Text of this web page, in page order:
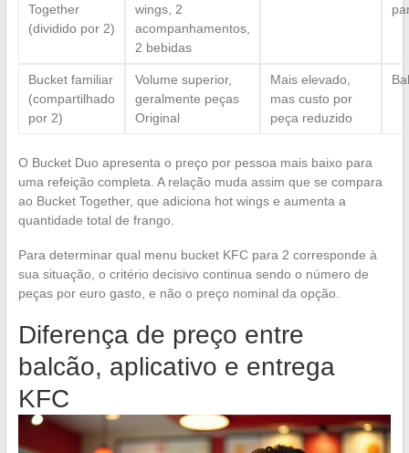
Together
(dividido por 2)
wings, 2
acompanhamentos,
2 bebidas
Bucket familiar
(compartilhado
por 2)
Volume superior,
geralmente peças
Original
Mais elevado,
mas custo por
peça reduzido
O Bucket Duo apresenta o preço por pessoa mais baixo para
uma refeição completa. A relação muda assim que se compara
ao Bucket Together, que adiciona hot wings e aumenta a
quantidade total de frango.
Para determinar qual menu bucket KFC para 2 corresponde à
sua situação, o critério decisivo continua sendo o número de
peças por euro gasto, e não o preço nominal da opção.
Diferença de preço entre
balcão, aplicativo e entrega
KFC